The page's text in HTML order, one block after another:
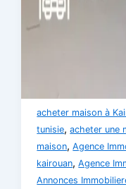
acheter maison à
tunisie,acheter une
maison,Agence
kairouan,Agence
Annonces